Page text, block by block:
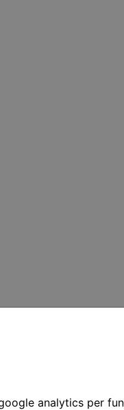
analytics per